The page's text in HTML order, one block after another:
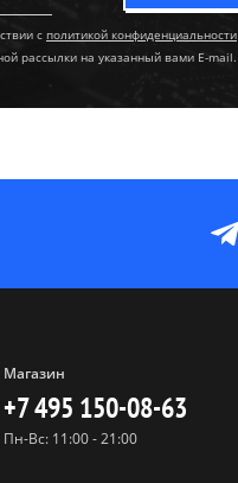
с политикой конфиденциальности
рассылки на указанный вами E-mail.
Магазин
+7 495 150-08-63
Пн-Вс: 11:00 - 21:00